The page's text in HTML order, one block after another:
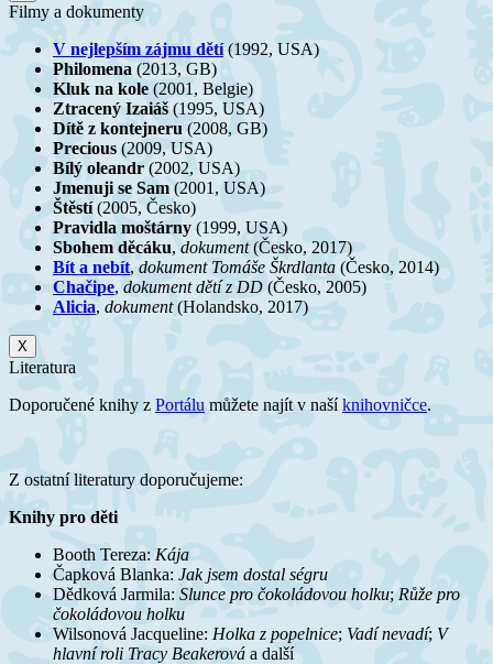
Filmy a dokumenty
V nejlepším zájmu dětí(1992, USA)
Philomena (2013, GB)
Kluk na kole (2001, Belgie)
Ztracený Izaiáš (1995, USA)
Dítě z kontejneru (2008, GB)
Precious (2009, USA)
Bílý oleandr (2002, USA)
Jmenuji se Sam (2001, USA)
Štěstí(2005, Česko)
Pravidla moštárny (1999, USA)
Sbohem děcáku, dokument(Česko, 2017)
Bít a nebít, dokument Tomáše Škrdlanta (Česko, 2014)
Chačipe, dokument dětí z DD (Česko, 2005)
Alicia, dokument(Holandsko, 2017)
X
Literatura
Doporučené knihy z Portálu můžete najít v našíknihovničce.
Z ostatní literatury doporučujeme:
Knihy pro děti
Booth Tereza: Kája
Čapková Blanka: Jak jsem dostal ségru
Dědková Jarmila: Slunce pro čokoládovou holku; Růže pro
čokoládovou holku
Wilsonová Jacqueline: Holka z popelnice; Vadí nevadí; V
hlavní roli Tracy Beakerová a další